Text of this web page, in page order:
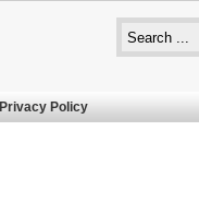
Privacy Policy